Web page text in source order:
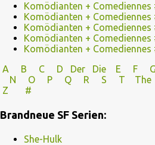
Komödianten + Comediennes
Komödianten + Comediennes
Komödianten + Comediennes
Komödianten + Comediennes
Komödianten + Comediennes
A
B C D Der Die E F G
N
O P Q R S T The
Z
#
Brandneue SF Serien:
She-Hulk